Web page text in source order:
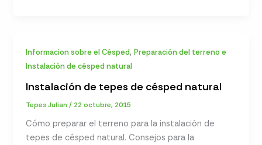
Informacion sobre el Césped,Preparación del terreno e
Instalación de césped natural
Instalación de tepes de césped natural
Tepes Julian/ 22 octubre, 2015
Cómo preparar el terreno para la instalación de
tepes de césped natural. Consejos para la